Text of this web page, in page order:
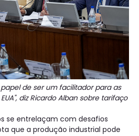
de ser um facilitador para as
diz Ricardo Alban sobre tarifaço
se entrelaçam com desafios
que a produção industrial pode